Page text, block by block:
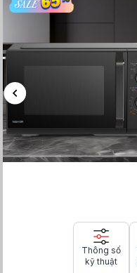
Thông số
kỹ thuật